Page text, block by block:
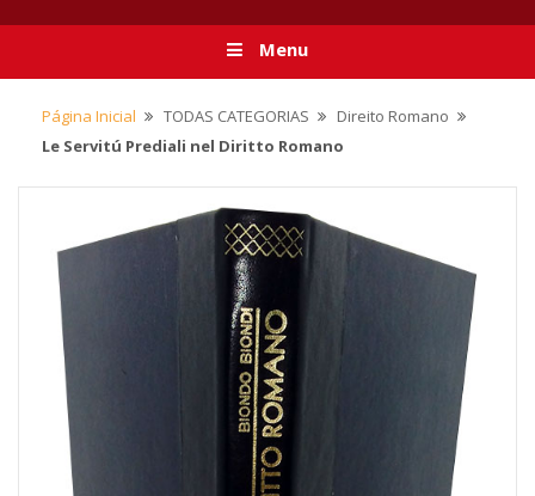
Menu
Página Inicial TODAS CATEGORIAS
Direito Romano
Le Servitú Prediali nel Diritto Romano